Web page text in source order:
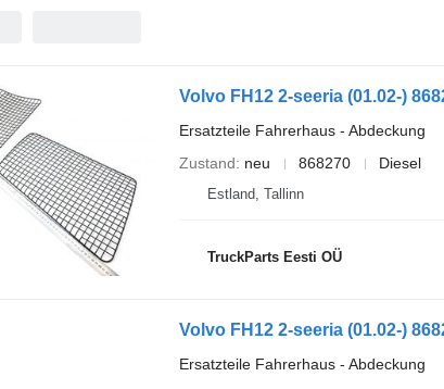
Ersatzteile Fahrerhaus - Abdeckung
Zustand
neu 868270 Diesel
Estland, Tallinn
TruckParts Eesti OÜ
Ersatzteile Fahrerhaus - Abdeckung